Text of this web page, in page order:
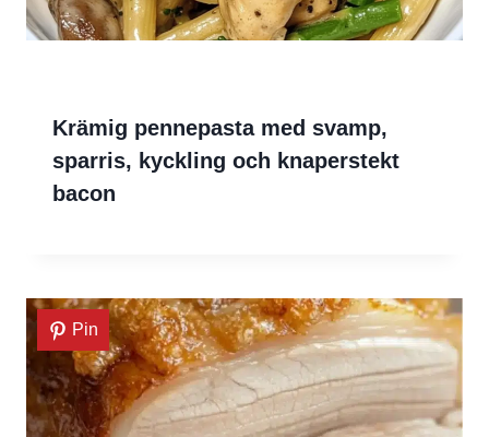
Krämig pennepasta med svamp,
sparris, kyckling och knaperstekt
bacon
Pin